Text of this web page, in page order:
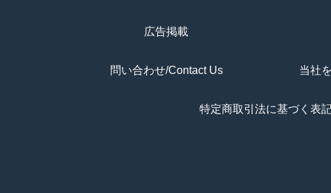
広告掲載
問い合わせ/Contact Us 当社
特定商取引法に基づく表